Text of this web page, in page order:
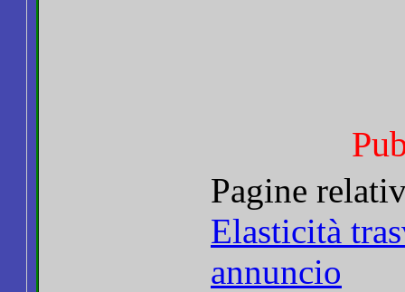
Pagine
Elasticità
annuncio